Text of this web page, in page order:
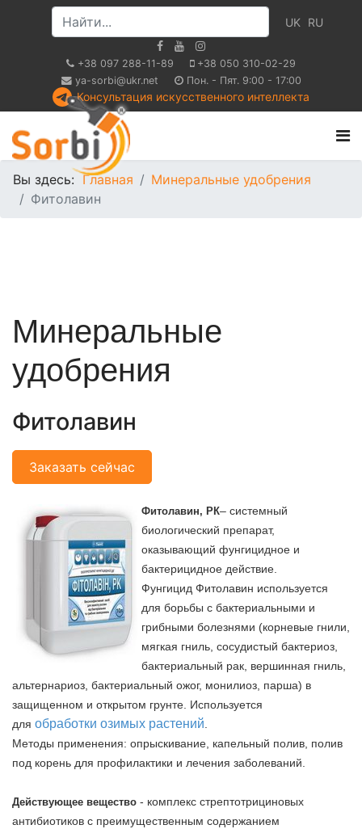
UK RU
+38 097 288-11-89
+38 050 310-02-29
ya-sorbi@ukr.net
Пон. - Пят. 9:00 - 17:00
Консультация искусственного интеллекта
Вы здесь:Главная
Минеральные удобрения
Фитолавин
Минеральные
удобрения
Фитолавин
Заказать сейчас
Фитолавин, РК– системный
биологический препарат,
оказывающий фунгицидное и
бактерицидное действие.
Фунгицид Фитолавин используется
для борьбы с бактериальными и
грибными болезнями (корневые гнили,
мягкая гниль, сосудистый бактериоз,
бактериальный рак, вершинная гниль,
альтернариоз, бактериальный ожог, монилиоз, парша) в
защищенном и открытом грунте. Используется
для обработки озимых растений
Методы применения: опрыскивание, капельный полив, полив
под корень для профилактики и лечения заболеваний.
Действующее вещество - комплекс стрептотрициновых
антибиотиков с преимущественным содержанием